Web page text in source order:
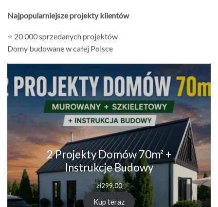
Najpopularniejsze projekty klientów
⭐ 20 000 sprzedanych projektów
Domy budowane w całej Polsce
2 Projekty Domów 70m² +
Instrukcje Budowy
zł299.00
Kup teraz